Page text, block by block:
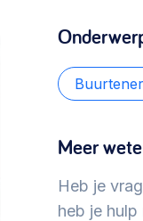
democratie >
Meer
Heb je
heb je